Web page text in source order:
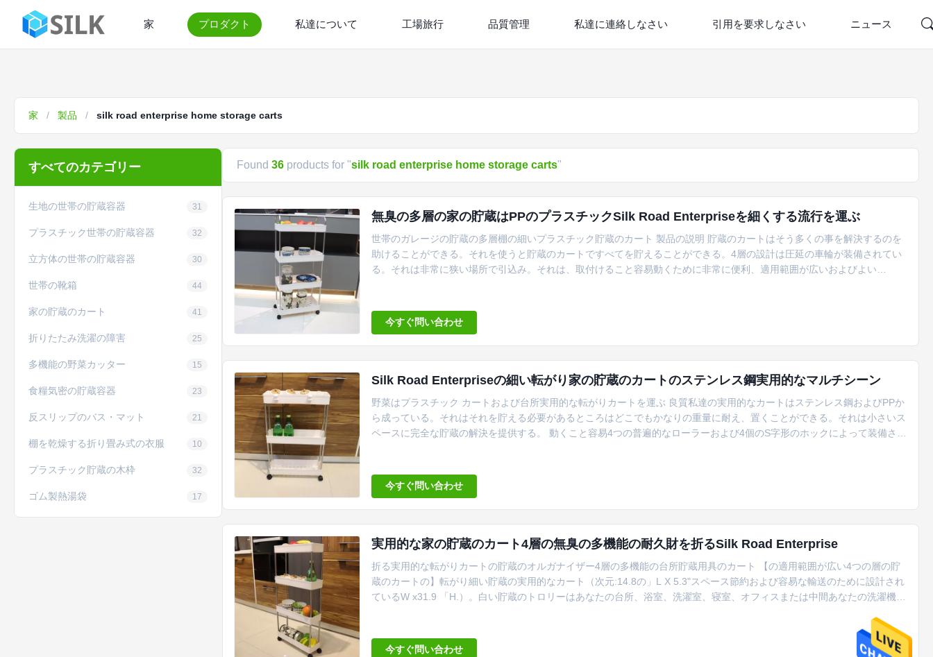
家 プロダクト 私達について 工場旅行 品質管理 私達に連絡しなさい 引用を要求しなさい ニュース
家 / 製品 / silk road enterprise home storage carts
すべてのカテゴリー
生地の世帯の貯蔵容器 31
プラスチック世帯の貯蔵容器 32
立方体の世帯の貯蔵容器 30
世帯の靴箱 44
家の貯蔵のカート 41
折りたたみ洗濯の障害 25
多機能の野菜カッター 15
食糧気密の貯蔵容器 23
反スリップのバス・マット 21
棚を乾燥する折り畳み式の衣服 10
プラスチック貯蔵の木枠 32
ゴム製熱湯袋 17
Found 36 products for "silk road enterprise home storage carts"
無臭の多層の家の貯蔵はPPのプラスチックSilk Road Enterpriseを細くする流行を運ぶ
世帯のガレージの貯蔵の多層棚の細いプラスチック貯蔵のカート 製品の説明 貯蔵のカートはそう多くの事を解決するのを
助けることができる。それを使うと貯蔵のカートですべてを貯えることができる。4層の設計は圧延の車輪が装備されてい
る。それは非常に狭い場所で引込み。それは、取付けること容易動くために非常に便利、適用範囲が広いおよびよい
はあなたの台所、浴室、洗濯...
今すぐ問い合わせ
Silk Road Enterpriseの細い転がり家の貯蔵のカートのステンレス鋼実用的なマルチシーン
野菜はプラスチック カートおよび台所実用的な転がりカートを運ぶ 良質私達の実用的なカートはステンレス鋼およびPPか
ら成っている。それはそれを貯える必要があるところはどこでもかなりの重量に耐え、置くことができる。それは小さいス
ペースに完全な貯蔵の解決を提供する。 動くこと容易4つの普遍的なローラーおよび4個のS字形のホックによって装備され
る ...
今すぐ問い合わせ
実用的な家の貯蔵のカート4層の無臭の多機能の耐久財を折るSilk Road Enterprise
折る実用的な転がりカートの貯蔵のオルガナイザー4層の多機能の台所貯蔵用具のカート 【の適用範囲が広い4つの層の貯
蔵のカートの】転がり細い貯蔵の実用的なカート（次元:14.8の」L X 5.3"スペース節約および容易な輸送のために設計され
ているW x31.9 「H.）。白い貯蔵のトロリーはあなたの台所、浴室、洗濯室、寝室、オフィスまたは中間あなたの洗濯機お
の車輪貯蔵のカートを滑らかにおよび狭いスペース、家の使用の洗濯室の構成そして貯蔵のために適したあなたの家の堅い
スペースを、非常に利用...
今すぐ問い合わせ